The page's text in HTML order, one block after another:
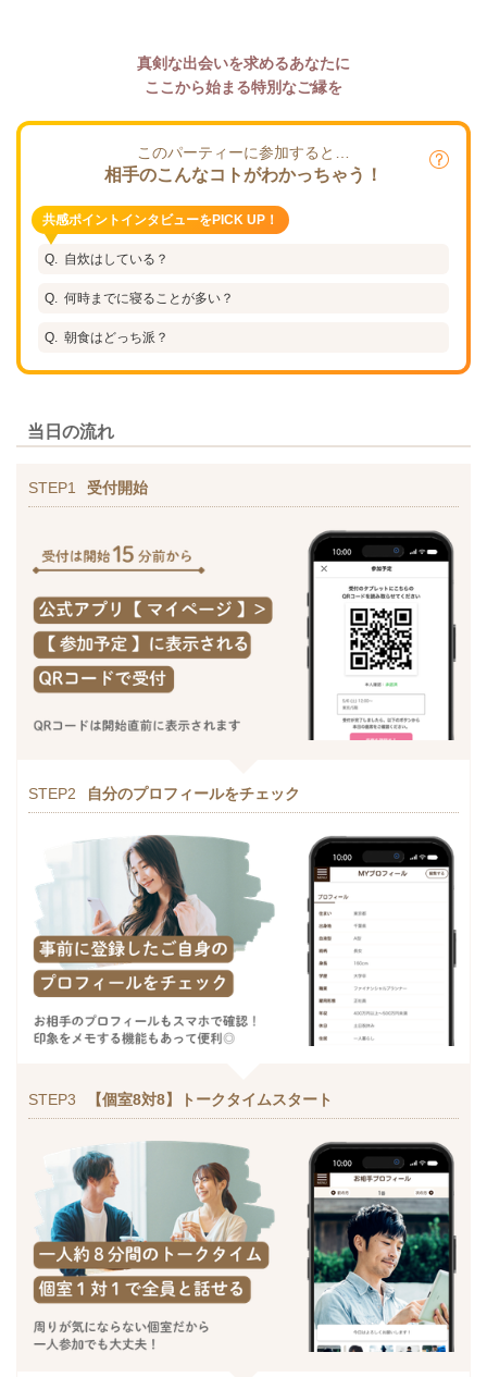
真剣な出会いを求めるあなたに
ここから始まる特別なご縁を
このパーティーに参加すると…
相手のこんなコトがわかっちゃう！
共感ポイントインタビューをPICK UP！
自炊はしている？
何時までに寝ることが多い？
朝食はどっち派？
当日の流れ
STEP1 受付開始
STEP2 自分のプロフィールをチェック
STEP3 【個室8対8】トークタイムスタート